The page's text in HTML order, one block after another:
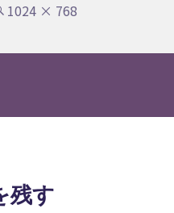
フ
サ
1024 × 768
残す